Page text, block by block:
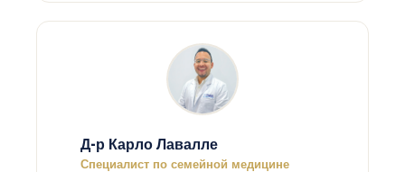
Д-р Карло Лавалле
Специалист по семейной медицине